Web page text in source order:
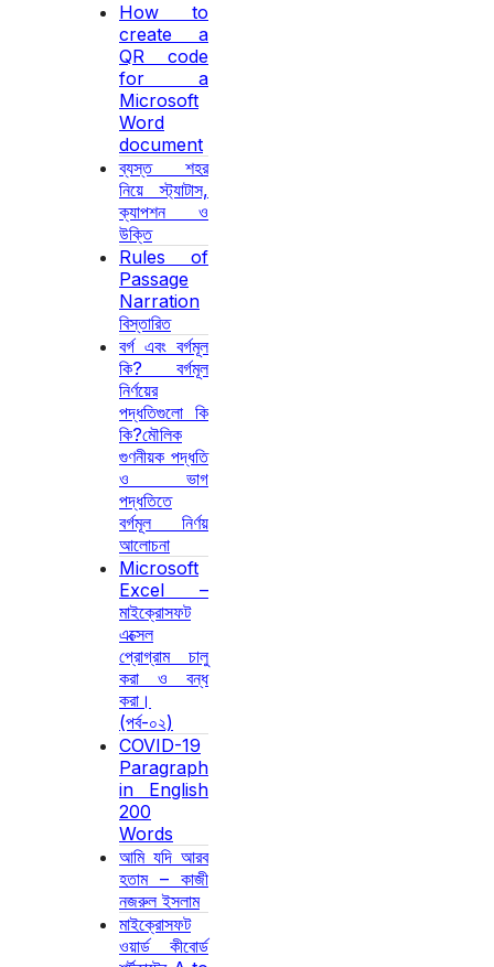
How to
create a
QR code
for a
Microsoft
Word
document
ব্যস্ত শহর
নিয়ে স্ট্যাটাস,
ক্যাপশন ও
উক্তি
Rules of
Passage
Narration
বিস্তারিত
বর্গ এবং বর্গমূল
কি? বর্গমূল
নির্ণয়ের
পদ্ধতিগুলো কি
কি?মৌলিক
গুণনীয়ক পদ্ধতি
ও ভাগ
পদ্ধতিতে
বর্গমূল নির্ণয়
আলোচনা
Microsoft
Excel –
মাইক্রোসফট
এক্সেল
প্রোগ্রাম চালু
করা ও বন্ধ
করা।
(পর্ব-০২)
COVID-19
Paragraph
in English
200
Words
আমি যদি আরব
হতাম – কাজী
নজরুল ইসলাম
মাইক্রোসফট
ওয়ার্ড কীবোর্ড